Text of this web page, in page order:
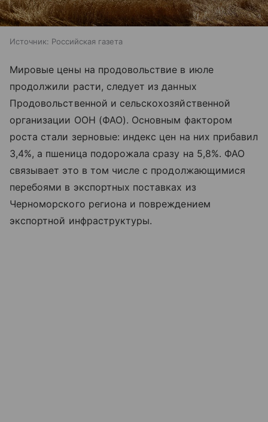
Источник: Российская газета
Мировые цены на продовольствие в июле
продолжили расти, следует из данных
Продовольственной и сельскохозяйственной
организации ООН (ФАО). Основным фактором
роста стали зерновые: индекс цен на них прибавил
3,4%, а пшеница подорожала сразу на 5,8%. ФАО
связывает это в том числе с продолжающимися
перебоями в экспортных поставках из
Черноморского региона и повреждением
экспортной инфраструктуры.